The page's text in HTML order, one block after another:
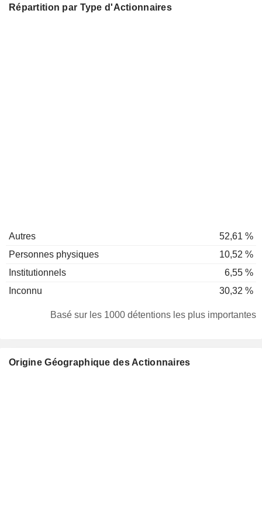
Répartition par Type d'Actionnaires
Autres
52,61 %
Personnes physiques
10,52 %
Institutionnels
6,55 %
Inconnu
30,32 %
Basé sur les 1000 détentions les plus importantes
Origine Géographique des Actionnaires